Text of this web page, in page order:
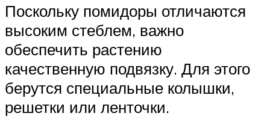
Поскольку помидоры отличаются
высоким стеблем, важно
обеспечить растению
качественную подвязку. Для этого
берутся специальные колышки,
решетки или ленточки.